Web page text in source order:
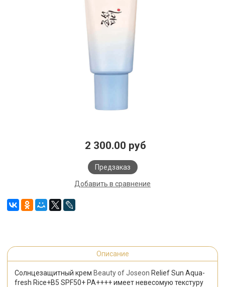
2 300.00 руб
Предзаказ
Добавить в сравнение
Описание
Солнцезащитный крем Beauty of Joseon Relief Sun Aqua-
fresh Rice+B5 SPF50+ PA++++имеет невесомую текстуру